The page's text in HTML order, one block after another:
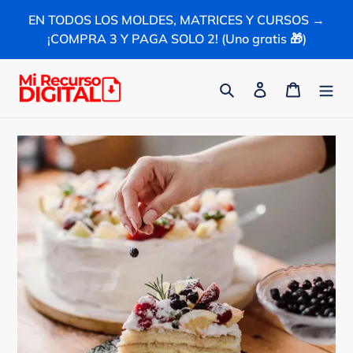
directamente
contenido
EN TODOS LOS MOLDES, MATRICES Y CURSOS →
¡COMPRA 3 Y PAGA SOLO 2! (Uno gratis 🎁)
Buscar IngresarCarrito